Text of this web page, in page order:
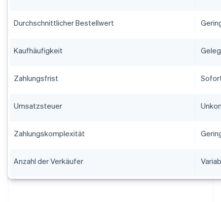
Durchschnittlicher Bestellwert
Kaufhäufigkeit
Zahlungsfrist
Umsatzsteuer
Zahlungskomplexität
Anzahl der Verkäufer